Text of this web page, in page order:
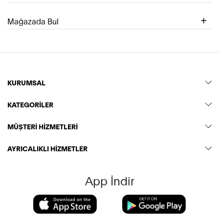
Mağazada Bul
KURUMSAL
KATEGORİLER
MÜŞTERİ HİZMETLERİ
AYRICALIKLI HİZMETLER
App İndir